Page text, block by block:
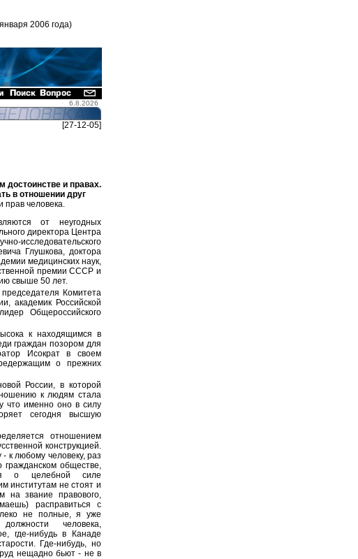
2006 года)
6.8.2026
[27-12-05]
и правах.
в отношении друг
прав человека.
от неугодных
директора Центра
исследовательского
Глушкова, доктора
медицинских наук,
премии СССР и
свыше 50 лет.
Комитета
академик Российской
Общероссийского
к находящимся в
граждан позором для
Исократ в своем
о прежних
России, в которой
к людям стала
что именно оно в силу
сегодня высшую
отношением
конструкцией.
к любому человеку, раз
обществе,
о целебной силе
институтам не стоят и
на звание правового,
расправиться с
не полные, я уже
человека,
где-нибудь в Канаде
Где-нибудь, но
нещадно бьют - не в